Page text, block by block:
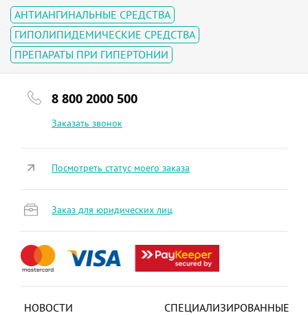
АНТИАНГИНАЛЬНЫЕ СРЕДСТВА
ГИПОЛИПИДЕМИЧЕСКИЕ СРЕДСТВА
ПРЕПАРАТЫ ПРИ ГИПЕРТОНИИ
8 800 2000 500
Заказать звонок
НОВОСТИ
СПЕЦИАЛИЗИРОВАННЫЕ
Посмотреть статус моего заказа
Заказ для юридических лиц